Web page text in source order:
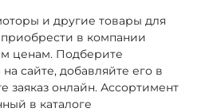
и другие товары для
в компании
ценам. Подберите
сайте, добавляйте его в
заяказ онлайн. Ассортимент
в каталоге